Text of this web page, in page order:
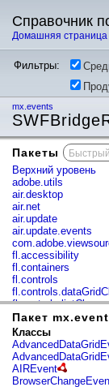
Справочник
Домашняя страница
Фильтры:
mx.events
Пакеты
Верхний уровень
adobe.utils
air.desktop
air.net
air.update
air.update.events
fl.accessibility
fl.containers
fl.controls
fl.core
fl.data
fl.display
fl.events
fl.ik
Пакет
Классы
AIREvent